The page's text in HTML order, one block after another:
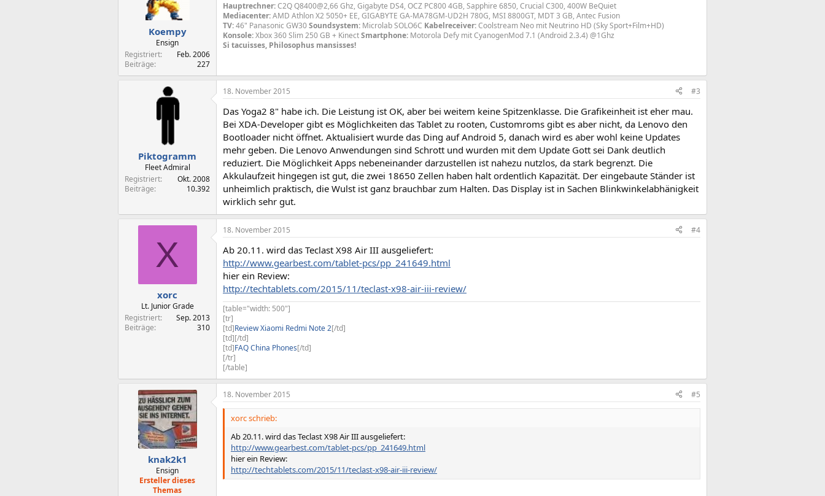
Koempy
Ensign
Registriert
Feb. 2006
Beiträge
227
Hauptrechner:C2Q Q8400@2,66 Ghz, Gigabyte DS4, OCZ PC800 4GB, Sapphire 6850, Crucial C300, 400W BeQuiet
Mediacenter:AMD Athlon X2 5050+ EE, GIGABYTE GA-MA78GM-UD2H 780G, MSI 8800GT, MDT 3 GB, Antec Fusion
TV:46" Panasonic GW30Soundsystem: Microlab SOLO6C Kabelreceiver:Coolstream Neo mit Neutrino HD (Sky Sport+Film+HD)
Konsole:Xbox 360 Slim 250 GB + KinectSmartphone: Motorola Defy mit CyanogenMod 7.1 (Android 2.3.4) @1Ghz
Si tacuisses, Philosophus mansisses!
Piktogramm
Fleet Admiral
Registriert
Okt. 2008
Beiträge
10.392
18. November 2015 #3
Das Yoga2 8" habe ich. Die Leistung ist OK, aber bei weitem keine Spitzenklasse. Die Grafikeinheit ist eher mau.
Bei XDA-Developer gibt es Möglichkeiten das Tablet zu rooten, Customroms gibt es aber nicht, da Lenovo den
Bootloader nicht öffnet. Aktualisiert wurde das Ding auf Android 5, danach wird es aber wohl keine Updates
mehr geben. Die Lenovo Anwendungen sind Schrott und wurden mit dem Update Gott sei Dank deutlich
reduziert. Die Möglichkeit Apps nebeneinander darzustellen ist nahezu nutzlos, da stark begrenzt. Die
Akkulaufzeit hingegen ist gut, die zwei 18650 Zellen haben halt ordentlich Kapazität. Der eingebaute Ständer ist
unheimlich praktisch, die Wulst ist ganz brauchbar zum Halten. Das Display ist in Sachen Blinkwinkelabhänigkeit
wirklich sehr gut.
X
xorc
Lt. Junior Grade
Registriert
Sep. 2013
Beiträge
310
18. November 2015 #4
Ab 20.11. wird das Teclast X98 Air III ausgeliefert:
http://www.gearbest.com/tablet-pcs/pp_241649.html
hier ein Review:
http://techtablets.com/2015/11/teclast-x98-air-iii-review/
[table="width: 500"]
[tr]
[td]Review Xiaomi Redmi Note 2[/td]
[td][/td]
[td]FAQ China Phones[/td]
[/tr]
[/table]
knak2k1
Ensign
Ersteller dieses
Themas
18. November 2015 #5
xorc schrieb:
Ab 20.11. wird das Teclast X98 Air III ausgeliefert:
http://www.gearbest.com/tablet-pcs/pp_241649.html
hier ein Review:
http://techtablets.com/2015/11/teclast-x98-air-iii-review/